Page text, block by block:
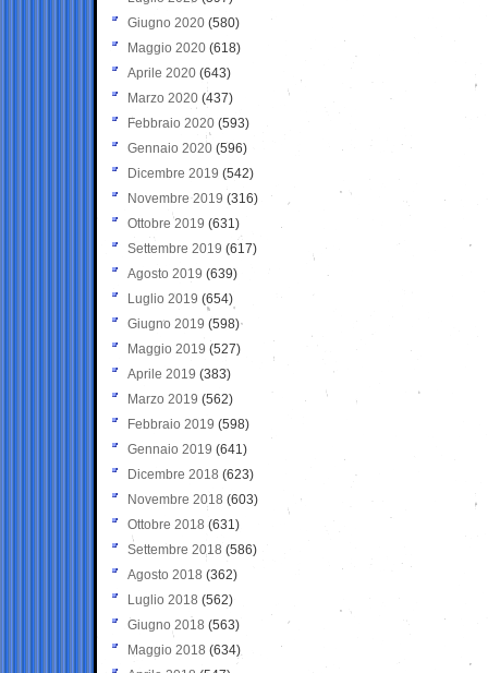
Giugno 2020 (580)
Maggio 2020 (618)
Aprile 2020 (643)
Marzo 2020 (437)
Febbraio 2020 (593)
Gennaio 2020 (596)
Dicembre 2019 (542)
Novembre 2019 (316)
Ottobre 2019 (631)
Settembre 2019 (617)
Agosto 2019 (639)
Luglio 2019 (654)
Giugno 2019 (598)
Maggio 2019 (527)
Aprile 2019 (383)
Marzo 2019 (562)
Febbraio 2019 (598)
Gennaio 2019 (641)
Dicembre 2018 (623)
Novembre 2018 (603)
Ottobre 2018 (631)
Settembre 2018 (586)
Agosto 2018 (362)
Luglio 2018 (562)
Giugno 2018 (563)
Maggio 2018 (634)